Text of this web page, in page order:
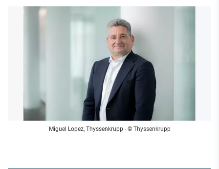
Miguel Lopez, Thyssenkrupp- © Thyssenkrupp